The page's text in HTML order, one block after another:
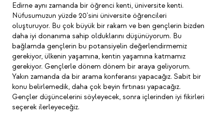
Edirne aynı zamanda bir öğrenci kenti, üniversite kenti.
Nüfusumuzun yüzde 20'sini üniversite öğrencileri
oluşturuyor. Bu çok büyük bir rakam ve ben gençlerin bizden
daha iyi donanıma sahip olduklarını düşünüyorum. Bu
bağlamda gençlerin bu potansiyelin değerlendirmemiz
gerekiyor, ülkenin yaşamına, kentin yaşamına katmamız
gerekiyor. Gençlerle dönem dönem bir araya geliyorum.
Yakın zamanda da bir arama konferansı yapacağız. Sabit bir
konu belirlemedik, daha çok beyin fırtınası yapacağız.
Gençler düşüncelerini söyleyecek, sonra içlerinden iyi fikirleri
seçerek ilerleyeceğiz.